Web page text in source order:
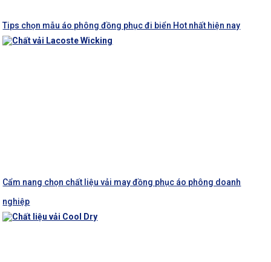
Tips chọn mẫu áo phông đồng phục đi biển Hot nhất hiện nay
Cẩm nang chọn chất liệu vải may đồng phục áo phông doanh
nghiệp